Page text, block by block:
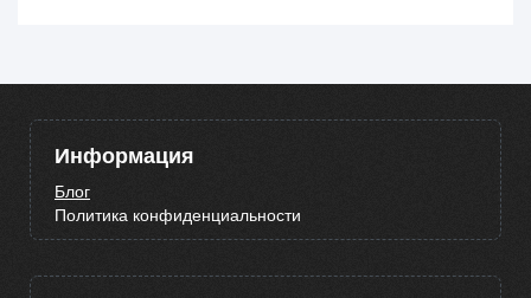
Информация
Блог
Политика конфиденциальности